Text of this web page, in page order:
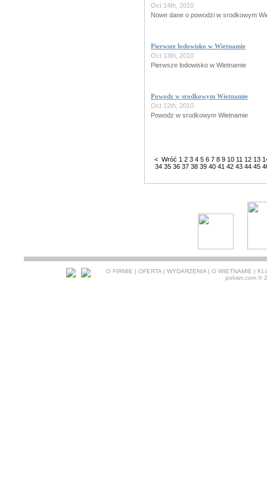
Oct 14th, 2010
Nowe dane o powodzi w srodkowym
Pierwsze lodowisko w Wietnamie
Oct 13th, 2010
Pierwsze lodowisko w Wietnamie
Powodz w srodkowym Wietnamie
Oct 12th, 2010
Powodz w srodkowym Wietnamie
< Wróć 1 2 3 4 5 6 7 8 9 10 11 12 13
34 35 36 37 38 39 40 41 42 43 44 45
O FIRMIE | OFERTA | WYDARZENIA | O WIETNAMIE |
polviet.com ©